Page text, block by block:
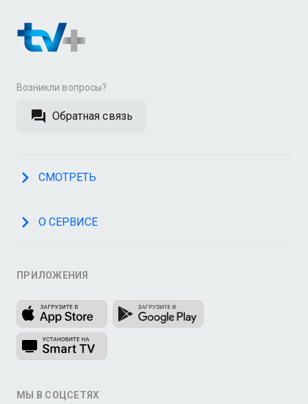
Возникли вопросы?
Обратная связь
СМОТРЕТЬ
О СЕРВИСЕ
ПРИЛОЖЕНИЯ
МЫ В СОЦСЕТЯХ